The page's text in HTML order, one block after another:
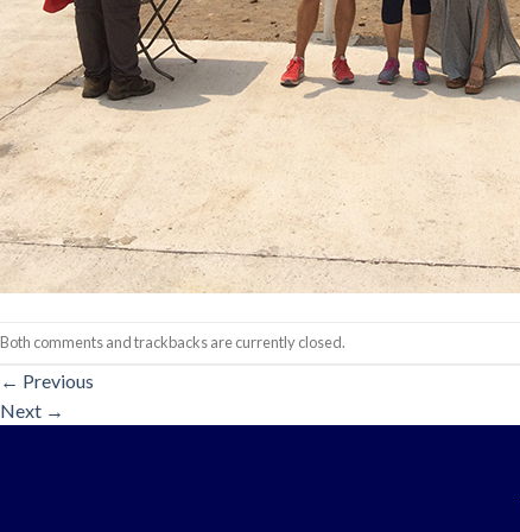
Both comments and trackbacks are currently closed.
← Previous
Next →